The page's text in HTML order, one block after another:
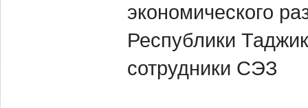
экономического
Республики
сотрудники СЭЗ